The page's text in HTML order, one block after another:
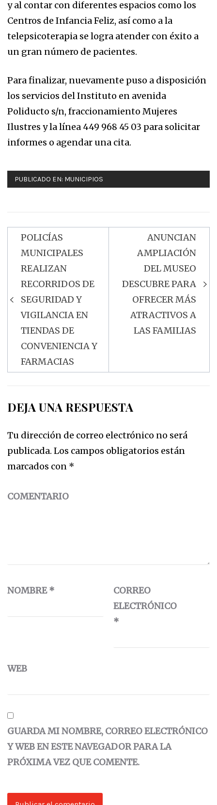
y al contar con diferentes espacios como los
Centros de Infancia Feliz, así como a la
telepsicoterapia se logra atender con éxito a
un gran número de pacientes.
Para finalizar, nuevamente puso a disposición
los servicios del Instituto en avenida
Poliducto s/n, fraccionamiento Mujeres
Ilustres y la línea 449 968 45 03 para solicitar
informes o agendar una cita.
PUBLICADO EN: MUNICIPIOS
Navegación
de
entradas
POLICÍAS
MUNICIPALES
REALIZAN
RECORRIDOS DE
SEGURIDAD Y
VIGILANCIA EN
TIENDAS DE
CONVENIENCIA Y
FARMACIAS
ANUNCIAN
AMPLIACIÓN
DEL MUSEO
DESCUBRE PARA
OFRECER MÁS
ATRACTIVOS A
LAS FAMILIAS
DEJA UNA RESPUESTA
Tu dirección de correo electrónico no será
publicada. Los campos obligatorios están
marcados con *
COMENTARIO
NOMBRE*
CORREO
ELECTRÓNICO
*
WEB
GUARDA MI NOMBRE, CORREO ELECTRÓNICO
Y WEB EN ESTE NAVEGADOR PARA LA
PRÓXIMA VEZ QUE COMENTE.